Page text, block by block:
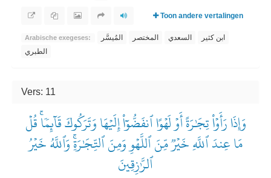
Toon andere vertalingen
Arabische exegeses: المُيسَّر المختصر السعدي
ابن كثير
الطبري
Vers: 11
وَإِذَا رَأَوۡاْ تِجَٰرَةً أَوۡ لَهۡوًا ٱنفَضُّوٓاْ إِلَيۡهَا وَتَرَكُوكَ قَآئِمٗاۚ قُلۡ
مَا عِندَ ٱللَّهِ خَيۡرٞ مِّنَ ٱللَّهۡوِ وَمِنَ ٱلتِّجَٰرَةِۚ وَٱللَّهُ خَيۡرُ
ٱلرَّٰزِقِينَ